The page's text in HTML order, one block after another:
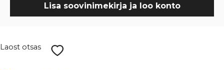
Lisa soovinimekirja ja loo konto
Laost otsas